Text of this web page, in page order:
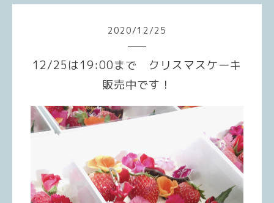
2020/12 /25
12/25は19:00まで クリスマスケーキ
販売中です！